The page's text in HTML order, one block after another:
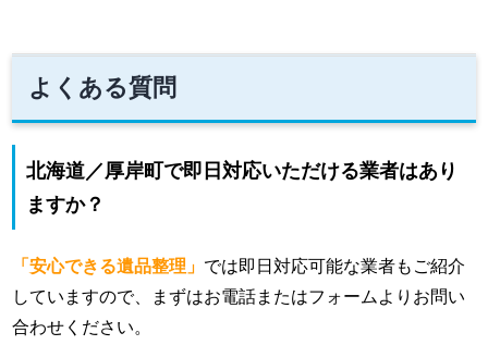
よくある質問
北海道／厚岸町で即日対応いただける業者はあり
ますか？
「安心できる遺品整理」 では即日対応可能な業者もご紹介
していますので、まずはお電話またはフォームよりお問い
合わせください。